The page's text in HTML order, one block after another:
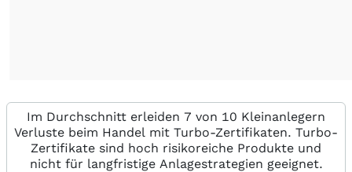
Im Durchschnitt erleiden 7 von 10 Kleinanlegern
Verluste beim Handel mit Turbo-Zertifikaten. Turbo-
Zertifikate sind hoch risikoreiche Produkte und
nicht für langfristige Anlagestrategien geeignet.